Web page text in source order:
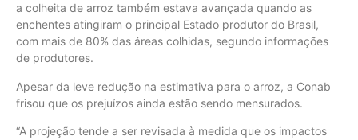
a colheita de arroz também estava avançada quando as
enchentes atingiram o principal Estado produtor do Brasil,
com mais de 80% das áreas colhidas, segundo informações
de produtores.
Apesar da leve redução na estimativa para o arroz, a Conab
frisou que os prejuízos ainda estão sendo mensurados.
“A projeção tende a ser revisada à medida que os impactos